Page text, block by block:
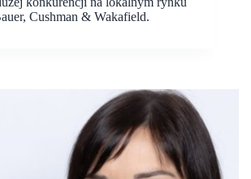
Cushman & Wakafield.